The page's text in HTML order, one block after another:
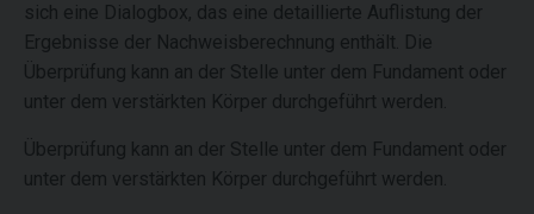
sich eine Dialogbox, das eine detaillierte Auflistung der
Ergebnisse der Nachweisberechnung enthält. Die
Überprüfung kann an der Stelle unter dem Fundament oder
unter dem verstärkten Körper durchgeführt werden.
Überprüfung kann an der Stelle unter dem Fundament oder
unter dem verstärkten Körper durchgeführt werden.